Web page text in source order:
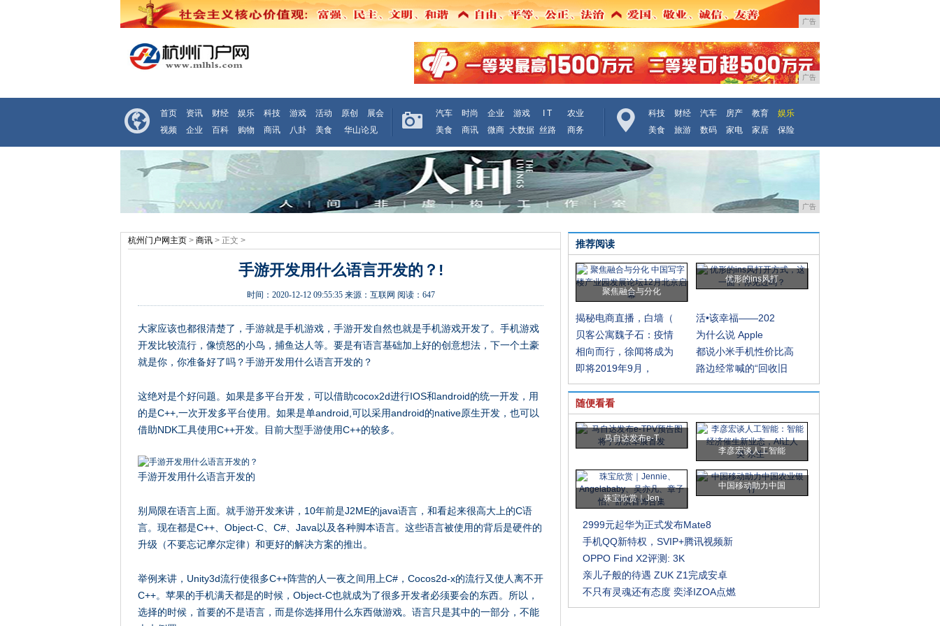
广告
广告
首页 资讯 财经 娱乐 科技 游戏 活动 原创
展会
视频
企业 百科 购物 商讯 八卦 美食 华山论见
汽车 时尚 企业 游戏 I T
农业
美食
商讯 微商 大数据 丝路 商务
科技 财经 汽车 房产 教育
娱乐
美食
旅游 数码 家电 家居 保险
广告
杭州门户网主页 > 商讯 > 正文 >
手游开发用什么语言开发的？!
时间： 2020-12-12 09:55:35来源： 互联网 阅读：647
大家应该也都很清楚了，手游就是手机游戏，手游开发自然也就是手机游戏开发了。手机游戏
开发比较流行，像愤怒的小鸟，捕鱼达人等。要是有语言基础加上好的创意想法，下一个土豪
就是你，你准备好了吗？手游开发用什么语言开发的？
这绝对是个好问题。如果是多平台开发，可以借助cocox2d进行IOS和android的统一开发，用
的是C++,一次开发多平台使用。如果是单android,可以采用android的native原生开发，也可以
借助NDK工具使用C++开发。目前大型手游使用C++的较多。
手游开发用什么语言开发的
别局限在语言上面。就手游开发来讲，10年前是J2ME的java语言，和看起来很高大上的C语
言。现在都是C++、Object-C、C#、Java以及各种脚本语言。这些语言被使用的背后是硬件的
升级（不要忘记摩尔定律）和更好的解决方案的推出。
举例来讲，Unity3d流行使很多C++阵营的人一夜之间用上C#，Cocos2d-x的流行又使人离不开
C++。苹果的手机满天都是的时候，Object-C也就成为了很多开发者必须要会的东西。所以，
选择的时候，首要的不是语言，而是你选择用什么东西做游戏。语言只是其中的一部分，不能
推荐阅读
聚焦融合与分化
优形的ins风打
揭秘电商直播，白墙（
活•该幸福——202
贝客公寓魏子石：疫情
为什么说 Apple
相向而行，徐闻将成为
都说小米手机性价比高
即将2019年9月，
路边经常喊的“回收旧
随便看看
马自达发布e-T
李彦宏谈人工智能
珠宝欣赏｜Jen
中国移动助力中国
2999元起华为正式发布Mate8
手机QQ新特权，SVIP+腾讯视频新
OPPO Find X2评测: 3K
亲儿子般的待遇 ZUK Z1完成安卓
不只有灵魂还有态度 奕泽IZOA点燃